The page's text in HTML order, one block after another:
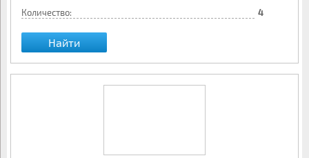
Количество: 4
Найти